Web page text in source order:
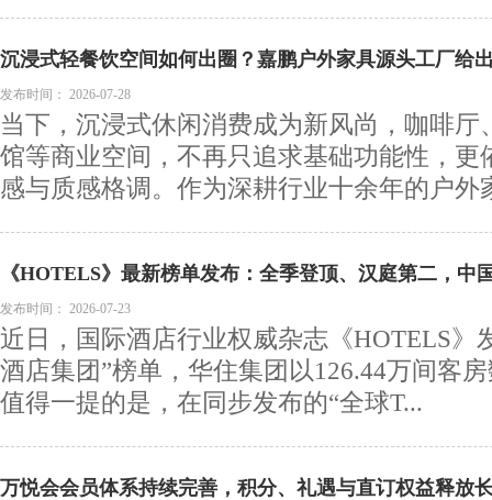
沉浸式轻餐饮空间如何出圈？嘉鹏户外家具源头工厂给
发布时间： 2026-07-28
当下，沉浸式休闲消费成为新风尚，咖啡厅
馆等商业空间，不再只追求基础功能性，更
感与质感格调。作为深耕行业十余年的户外
《HOTELS》最新榜单发布：全季登顶、汉庭第二，中
发布时间： 2026-07-23
近日，国际酒店行业权威杂志《HOTELS》
酒店集团”榜单，华住集团以126.44万间客
值得一提的是，在同步发布的“全球T...
万悦会会员体系持续完善，积分、礼遇与直订权益释放